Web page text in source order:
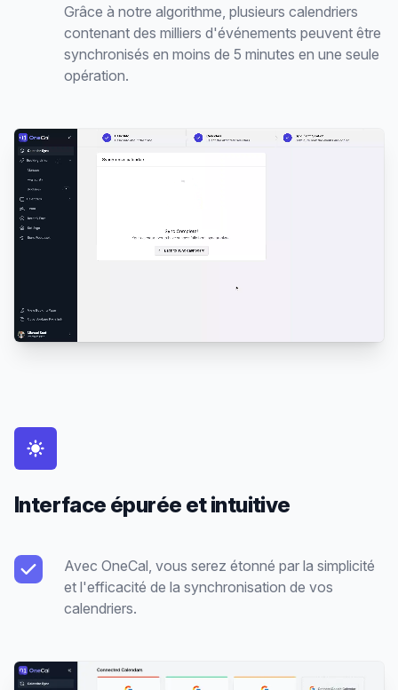
Grâce à notre algorithme, plusieurs calendriers
contenant des milliers d'événements peuvent être
synchronisés en moins de 5 minutes en une seule
opération.
Interface épurée et intuitive
Avec OneCal, vous serez étonné par la simplicité
et l'efficacité de la synchronisation de vos
calendriers.